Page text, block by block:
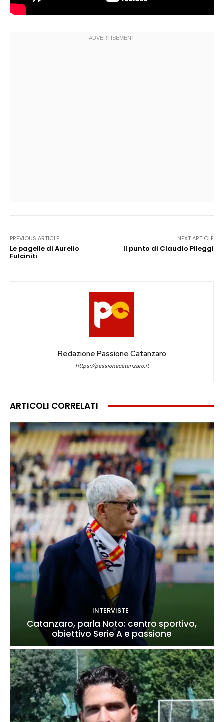
PREVIOUS ARTICLE
Le pagelle di Aurelio
Fulciniti
NEXT ARTICLE
Il punto di Claudio Pileggi
Redazione Passione Catanzaro
https://passionecatanzaro.it
ARTICOLI CORRELATI
INTERVISTE
Catanzaro, parla Noto: centro sportivo,
obiettivo Serie A e passione